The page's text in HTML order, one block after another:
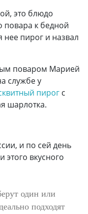
это блюдо
повара к бедной
пирог и назвал
поваром Марией
службе у
пирог с
шарлотка.
и по сей день
этого вкусного
один или
подходят